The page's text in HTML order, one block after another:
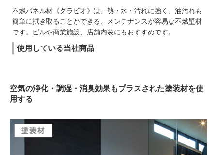
不燃パネル材《グラビオ》は、熱・水・汚れに強く、油汚れも
簡単に拭き取ることができる、メンテナンスが容易な不燃壁材
です。ビルや商業施設、店舗内装にもおすすめです。
使用している当社商品
空気の浄化・調湿・消臭効果もプラスされた塗装材を使
用する